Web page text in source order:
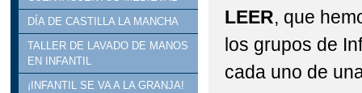
DÍA DE CASTILLA LA MANCHA
TALLER DE LAVADO DE MANOS
EN INFANTIL
¡INFANTIL SE VA A LA GRANJA!
LEER, que
los grupos de
cada uno de